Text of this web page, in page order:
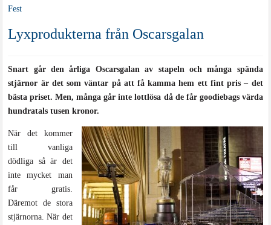
Fest
Lyxprodukterna från Oscarsgalan
Snart går den årliga Oscarsgalan av stapeln och många spända
stjärnor är det som väntar på att få kamma hem ett fint pris – det
bästa priset. Men, många går inte lottlösa då de får goodiebags värda
hundratals tusen kronor.
När det kommer
till vanliga
dödliga så är det
inte mycket man
får gratis.
Däremot de stora
stjärnorna. När det